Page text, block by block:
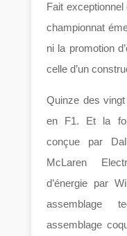
Fait
championnat
ni la promotion
celle d’un
Quinze des
en F1. Et la
conçue par
McLaren
d’énergie par
assemblage
assemblage